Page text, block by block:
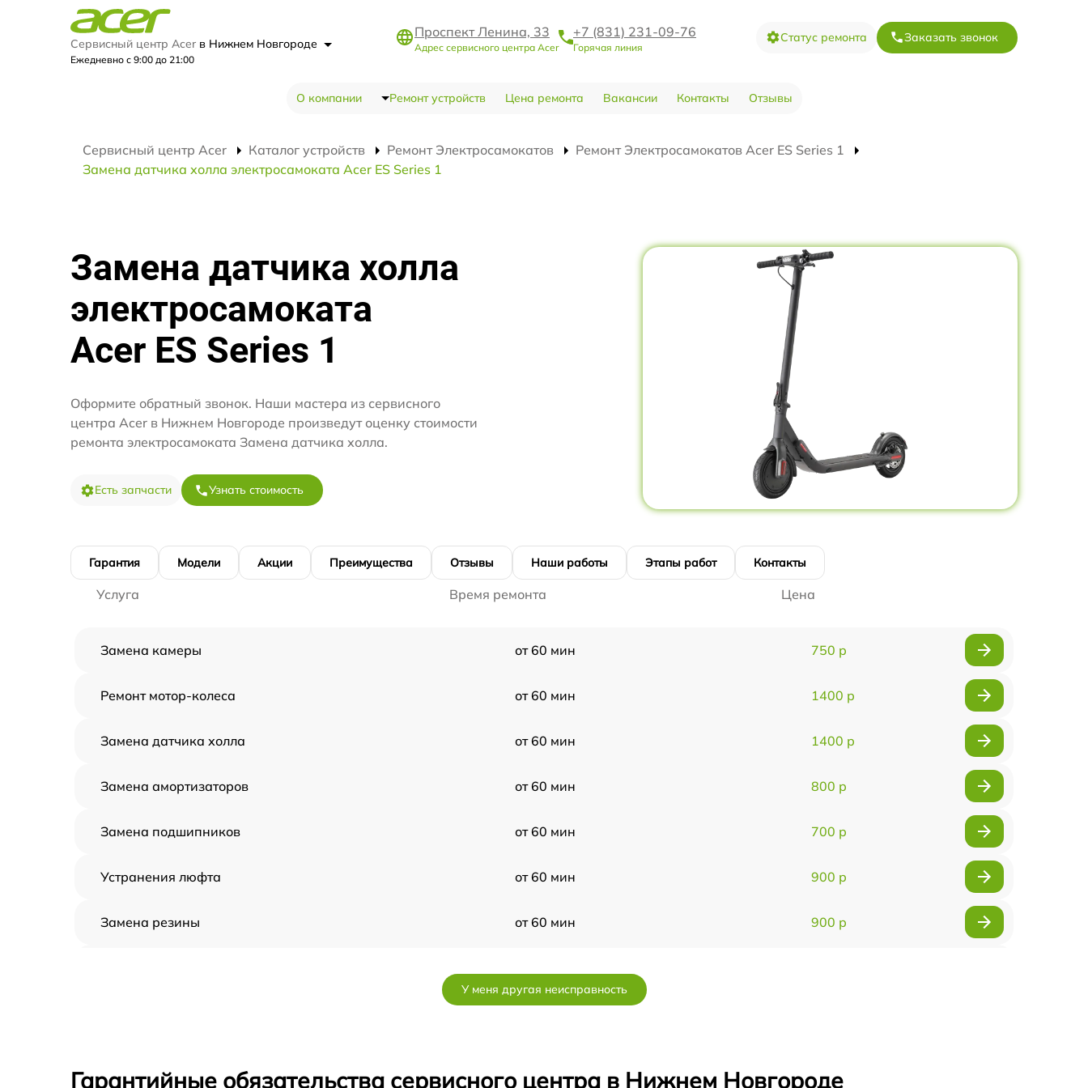
Сервисный центр Acer в Нижнем Новгороде
Ежедневно с 9:00 до 21:00
Проспект Ленина, 33
Адрес сервисного центра Acer
+7 (831) 231-09-76
Горячая линия
Статус ремонта Заказать звонок
О компании Ремонт устройств Цена ремонта Вакансии Контакты Отзывы
Сервисный центр Acer Каталог устройств Ремонт Электросамокатов
Ремонт Электросамокатов Acer ES Series 1
Замена датчика холла электросамоката Acer ES Series 1
Замена датчика холла
электросамоката
Acer ES Series 1
Оформите обратный звонок. Наши мастера из сервисного
центра Acer в Нижнем Новгороде произведут оценку стоимости
ремонта электросамоката Замена датчика холла.
Есть запчасти Узнать стоимость
Гарантия Модели Акции Преимущества Отзывы Наши работы Этапы работ Контакты
Услуга Время ремонта Цена
Замена камеры от 60 мин 750 р
Ремонт мотор-колеса от 60 мин 1400 р
Замена датчика холла от 60 мин 1400 р
Замена амортизаторов от 60 мин 800 р
Замена подшипников от 60 мин 700 р
Устранения люфта от 60 мин 900 р
Замена резины от 60 мин 900 р
У меня другая неисправность
Гарантийные обязательства сервисного центра в Нижнем Новгороде